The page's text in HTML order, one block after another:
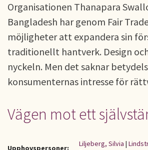
Organisationen Thanapara
Bangladesh har genom Fair
möjligheter att expandera sin
traditionellt hantverk. Design
nyckeln. Men det saknar
konsumenternas intresse för
Vägen mot ett
Upphovspersoner: Liljeberg, Silvia |